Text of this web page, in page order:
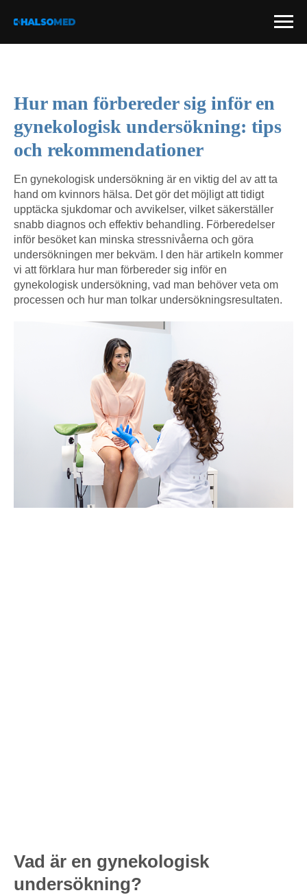
Hur man förbereder sig inför en
gynekologisk undersökning: tips
och rekommendationer
En gynekologisk undersökning är en viktig del av att ta
hand om kvinnors hälsa. Det gör det möjligt att tidigt
upptäcka sjukdomar och avvikelser, vilket säkerställer
snabb diagnos och effektiv behandling. Förberedelser
inför besöket kan minska stressnivåerna och göra
undersökningen mer bekväm. I den här artikeln kommer
vi att förklara hur man förbereder sig inför en
gynekologisk undersökning, vad man behöver veta om
processen och hur man tolkar undersökningsresultaten.
Vad är en gynekologisk
undersökning?